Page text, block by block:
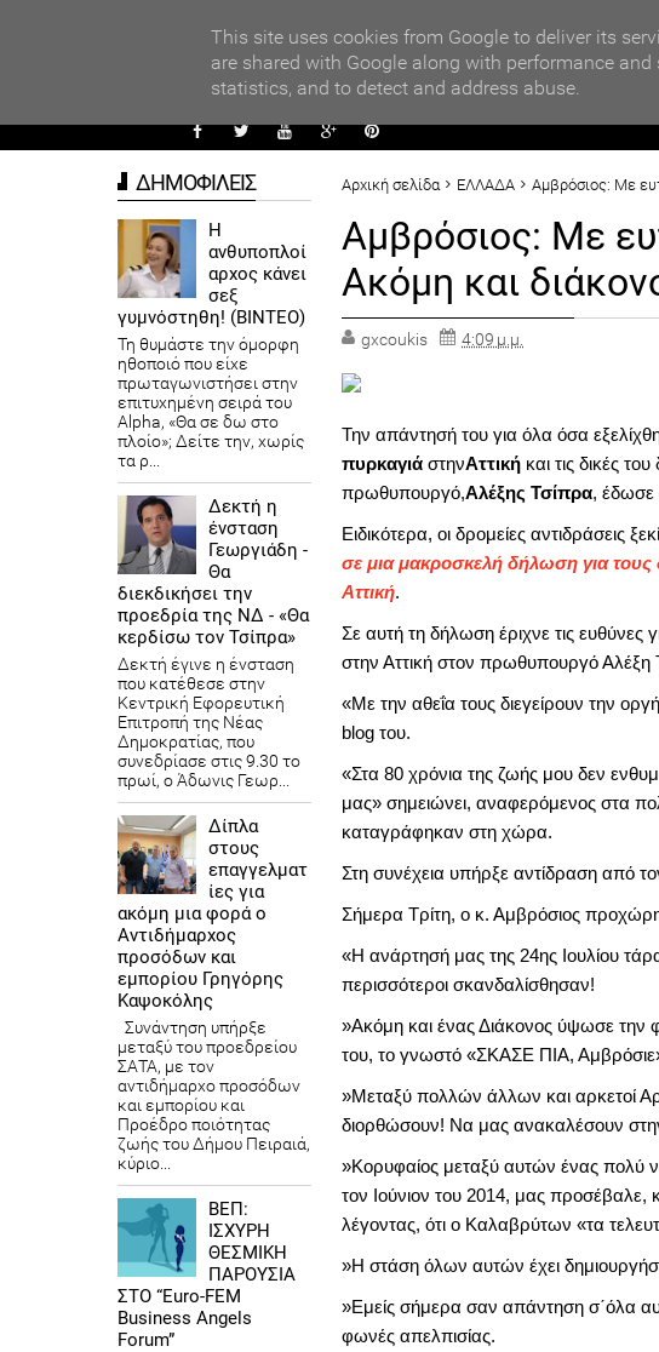
ΑΥΤΟΔΙΟΙΚΗΣΗ
Αρχική σελίδα ΕΛΛΑΔΑ Αμβρόσιος: Με
Αμβρόσιος: Με
Ακόμη και
gxcoukis 4:09 μ.μ.
Την απάντησή του για όλα όσα
πυρκαγιά στηνΑττική και τις δικές
πρωθυπουργό,Αλέξης Τσίπρα, έδωσε
Ειδικότερα, οι δρομείες αντιδράσεις
σε μια μακροσκελή δήλωση για
Αττική.
Σε αυτή τη δήλωση έριχνε τις ευθύνες
στην Αττική στον πρωθυπουργό Αλέξη
«Με την αθεΐα τους διεγείρουν την
blog του.
«Στα 80 χρόνια της ζωής μου δεν
μας» σημειώνει, αναφερόμενος στα
καταγράφηκαν στη χώρα.
Στη συνέχεια υπήρξε αντίδραση από
Σήμερα Τρίτη, ο κ. Αμβρόσιος
«Η ανάρτησή μας της 24ης Ιουλίου
περισσότεροι σκανδαλίσθησαν!
»Ακόμη και ένας Διάκονος ύψωσε
του, το γνωστό «ΣΚΑΣΕ ΠΙΑ,
»Μεταξύ πολλών άλλων και αρκετοί
διορθώσουν! Να μας ανακαλέσουν
»Κορυφαίος μεταξύ αυτών ένας πολύ
τον Ιούνιον του 2014, μας προσέβαλε,
λέγοντας, ότι ο Καλαβρύτων «τα
»Η στάση όλων αυτών έχει
»Εμείς σήμερα σαν απάντηση σ΄όλα
φωνές απελπισίας.
ΔΗΜΟΦΙΛΕΙΣ
Η
ανθυποπλοί
αρχος κάνει
σεξ
γυμνόστηθη! (ΒΙΝΤΕΟ)
Τη θυμάστε την όμορφη
ηθοποιό που είχε
πρωταγωνιστήσει στην
επιτυχημένη σειρά του
Alpha, «Θα σε δω στο
πλοίο»; Δείτε την, χωρίς
τα ρ...
Δεκτή η
ένσταση
Γεωργιάδη -
Θα
διεκδικήσει την
προεδρία της ΝΔ - «Θα
κερδίσω τον Τσίπρα»
Δεκτή έγινε η ένσταση
που κατέθεσε στην
Κεντρική Εφορευτική
Επιτροπή της Νέας
Δημοκρατίας, που
συνεδρίασε στις 9.30 το
πρωί, ο Άδωνις Γεωρ...
Δίπλα
στους
επαγγελματ
ίες για
ακόμη μια φορά ο
Αντιδήμαρχος
προσόδων και
εμπορίου Γρηγόρης
Καψοκόλης
Συνάντηση υπήρξε
μεταξύ του προεδρείου
ΣΑΤΑ, με τον
αντιδήμαρχο προσόδων
και εμπορίου και
Προέδρο ποιότητας
ζωής του Δήμου Πειραιά,
κύριο...
ΒΕΠ:
ΙΣΧΥΡΗ
ΘΕΣΜΙΚΗ
ΠΑΡΟΥΣΙΑ
ΣΤΟ “Euro-FEM
Business Angels
Forum”
This site uses cookies from Google to deliver its
are shared with Google along with performance
statistics, and to detect and address abuse.